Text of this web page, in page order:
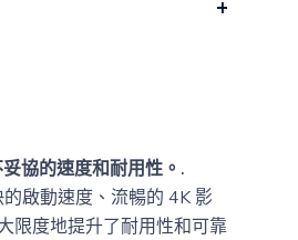
協的速度和耐用性。.
啟動速度、流暢的 4K 影
限度地提升了耐用性和可靠